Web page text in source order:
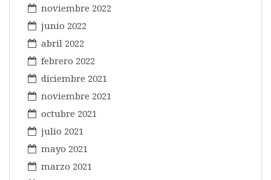
noviembre 2022
junio 2022
abril 2022
febrero 2022
diciembre 2021
noviembre 2021
octubre 2021
julio 2021
mayo 2021
marzo 2021